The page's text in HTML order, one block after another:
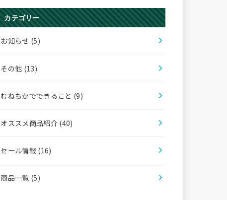
カテゴリー
お知らせ (5)
その他 (13)
むねちかでできること (9)
オススメ商品紹介 (40)
セール情報 (16)
商品一覧 (5)